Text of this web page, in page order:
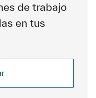
de trabajo
en tus